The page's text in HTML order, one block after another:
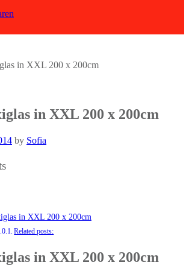
in XXL 200 x 200cm
in XXL 200 x 200cm
by Sofia
in XXL 200 x 200cm
Related posts:
in XXL 200 x 200cm